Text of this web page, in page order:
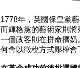
1778年，英國保皇黨
而輝格黨的藝術家則
一個政客則在拼命擠
何會以徵稅方式壓榨會